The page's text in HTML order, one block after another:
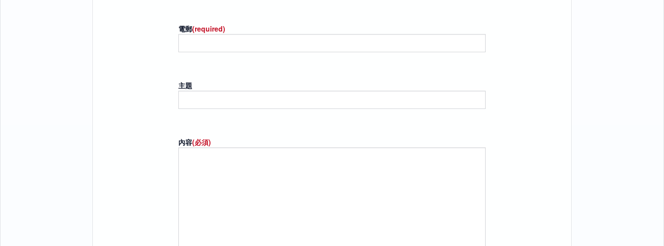
電郵(required)
主題
內容(必須)